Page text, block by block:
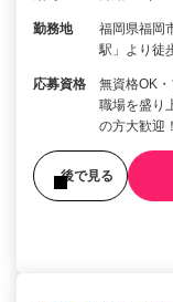
勤務地
福岡県福岡
駅」より徒
応募資格
無資格OK
職場を盛り
の方大歓迎
後で見る